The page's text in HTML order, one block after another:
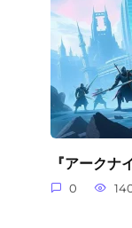
『アークナ
0